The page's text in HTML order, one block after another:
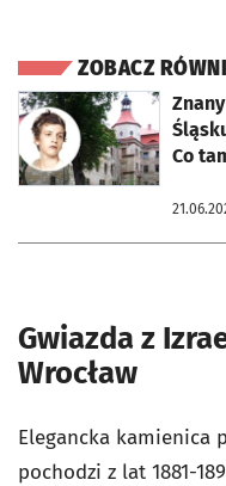
ZOBACZ
Co
otworzy się w nowej karcie
Gwiazda z
Wrocław
Elegancka kamienica
pochodzi z lat 1881-